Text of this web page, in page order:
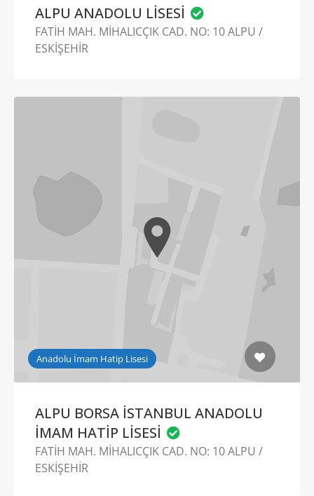
ALPU ANADOLU LİSESİ
FATİH MAH. MİHALICÇIK CAD. NO: 10 ALPU /
ESKİŞEHİR
Anadolu İmam Hatip Lisesi
ALPU BORSA İSTANBUL ANADOLU
İMAM HATİP LİSESİ
FATİH MAH. MİHALICÇIK CAD. NO: 10 ALPU /
ESKİŞEHİR